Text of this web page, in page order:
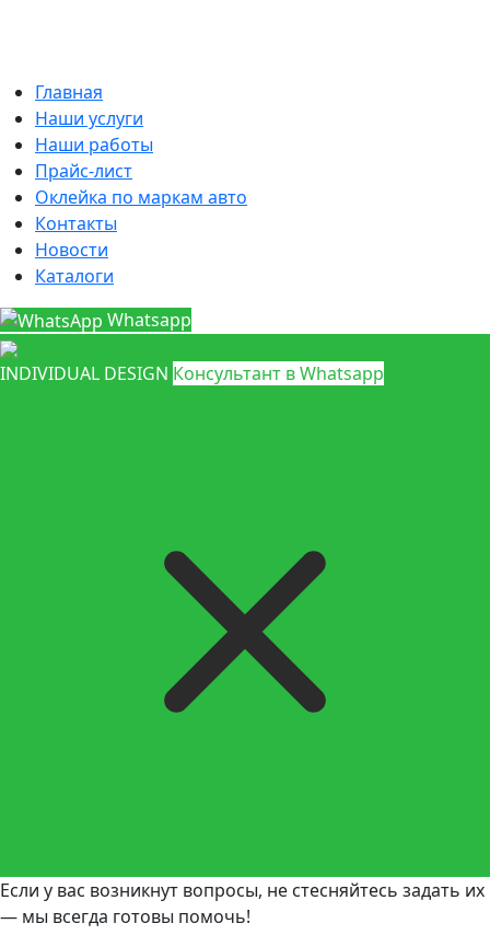
Главная
Наши услуги
Наши работы
Прайс-лист
Оклейка по маркам авто
Контакты
Новости
Каталоги
Whatsapp
INDIVIDUAL DESIGN Консультант в Whatsapp
Если у вас возникнут вопросы, не стесняйтесь задать их
— мы всегда готовы помочь!